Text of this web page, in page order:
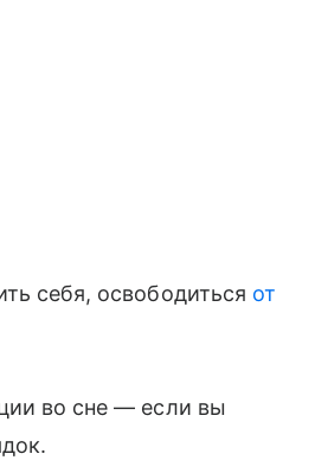
себя, освободиться от
во сне — если вы